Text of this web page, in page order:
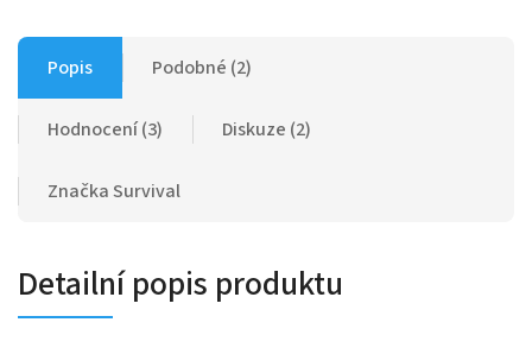
Popis Podobné (2)
Hodnocení (3) Diskuze (2)
ZnačkaSurvival
Detailní popis produktu